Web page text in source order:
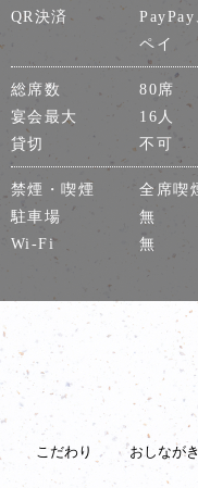
QR決済
ペイ
総席数
80席
宴会最大
16人
貸切
不可
禁煙・喫煙
全席喫
駐車場
無
Wi-Fi
無
こだわり おしながき